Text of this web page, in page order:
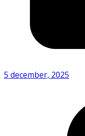
5 december, 2025